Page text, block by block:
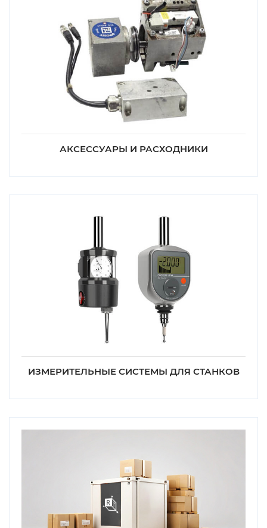
АКСЕССУАРЫ И РАСХОДНИКИ
ИЗМЕРИТЕЛЬНЫЕ СИСТЕМЫ ДЛЯ СТАНКОВ